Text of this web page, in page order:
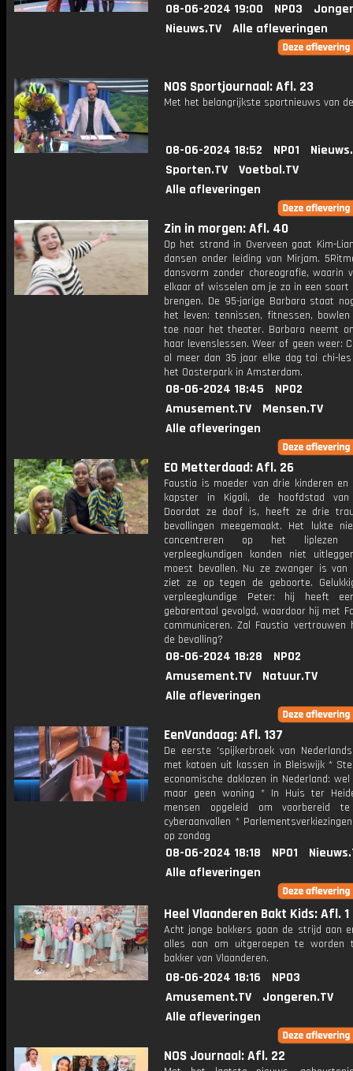
08-06-2024 19:00 NPO3
Nieuws.TV
Alle afleveringen
NOS Sportjournaal: Afl. 23
Met het belangrijkste sportnieuws van
08-06-2024 18:52 NPO1
Sporten.TV
Voetbal.TV
Alle afleveringen
Zin in morgen: Afl. 40
Op het strand in Overveen gaat Kim-
dansen onder leiding van Mirjam.
dansvorm zonder choreografie, waarin
elkaar af wisselen om je zo in een
brengen. De 95-jarige Barbara staat
het leven: tennissen, fitnessen,
toe naar het theater. Barbara neemt
haar levenslessen. Weer of geen weer:
al meer dan 35 jaar elke dag tai chi-
het Oosterpark in Amsterdam.
08-06-2024 18:45
NPO2
Amusement.TV
Mensen.TV
Alle afleveringen
EO Metterdaad: Afl. 26
Faustia is moeder van drie kinderen
kapster in Kigali, de hoofdstad van
Doordat ze doof is, heeft ze drie
bevallingen meegemaakt. Het lukte
concentreren op het
verpleegkundigen konden niet
moest bevallen. Nu ze zwanger is van
ziet ze op tegen de geboorte.
verpleegkundige Peter: hij heeft
gebarentaal gevolgd, waardoor hij met
communiceren. Zal Faustia vertrouwen
de bevalling?
08-06-2024 18:28
NPO2
Amusement.TV
Natuur.TV
Alle afleveringen
EenVandaag: Afl. 137
De eerste 'spijkerbroek van
met katoen uit kassen in Bleiswijk *
economische daklozen in Nederland:
maar geen woning * In Huis ter
mensen opgeleid om voorbereid
cyberaanvallen *
op zondag
08-06-2024 18:18 NPO1
Alle afleveringen
Heel Vlaanderen Bakt Kids: Afl. 1
Acht jonge bakkers gaan de strijd aan
alles aan om uitgeroepen te worden
bakker van Vlaanderen.
08-06-2024 18:16
NPO3
Amusement.TV
Jongeren.TV
Alle afleveringen
NOS Journaal: Afl. 22